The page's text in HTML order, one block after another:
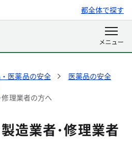
都全体で探す
医薬品の安全
医薬品の安全
理業者の方へ
造業者･修理業者